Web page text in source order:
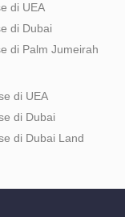
di UEA
di Dubai
di Palm Jumeirah
di UEA
di Dubai
di Dubai Land